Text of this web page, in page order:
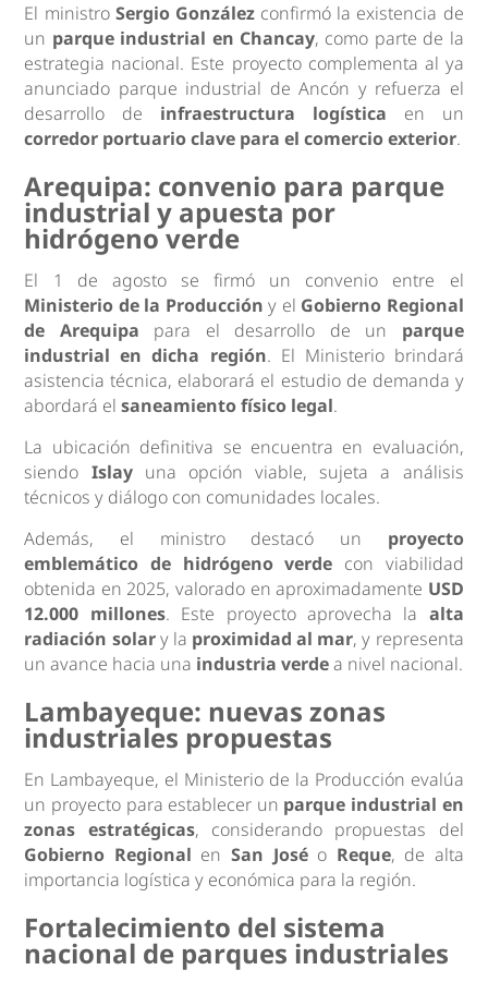
El ministro Sergio Gonzálezconfirmó la existencia de
un parque industrial en Chancay, como parte de la
estrategia nacional. Este proyecto complementa al ya
anunciado parque industrial de Ancón y refuerza el
desarrollo de infraestructura logística en un
corredor portuario clave para el comercio exterior.
Arequipa: convenio para parque
industrial y apuesta por
hidrógeno verde
El 1 de agosto se firmó un convenio entre el
Ministerio de la Producción y el Gobierno Regional
de Arequipa para el desarrollo de un parque
industrial en dicha región. El Ministerio brindará
asistencia técnica, elaborará el estudio de demanda y
abordará elsaneamiento físico legal.
La ubicación definitiva se encuentra en evaluación,
siendo Islayuna opción viable, sujeta a análisis
técnicos y diálogo con comunidades locales.
Además, el ministro destacó un proyecto
emblemático de hidrógeno verde con viabilidad
obtenida en 2025, valorado en aproximadamente USD
12.000 millones. Este proyecto aprovecha la alta
radiación solary la proximidad al mar, y representa
un avance hacia una industria verdea nivel nacional.
Lambayeque: nuevas zonas
industriales propuestas
En Lambayeque, el Ministerio de la Producción evalúa
un proyecto para establecer un parque industrial en
zonas estratégicas, considerando propuestas del
Gobierno Regional en San Joséo Reque, de alta
importancia logística y económica para la región.
Fortalecimiento del sistema
nacional de parques industriales